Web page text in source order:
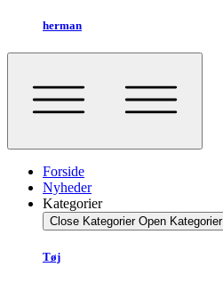
herman
Forside
Nyheder
Kategorier
Close Kategorier Open Kategorier
Tøj